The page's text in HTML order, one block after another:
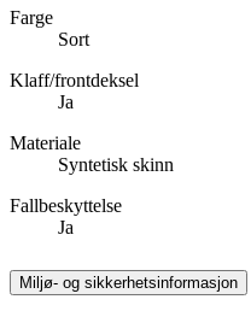
Farge
Sort
Klaff/frontdeksel
Ja
Materiale
Syntetisk skinn
Fallbeskyttelse
Ja
Miljø- og sikkerhetsinformasjon